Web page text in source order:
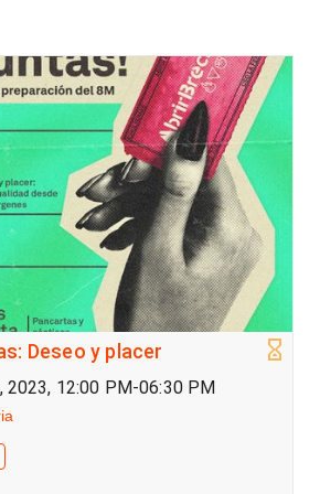
Deseo y placer
2023, 12:00 PM-06:30 PM